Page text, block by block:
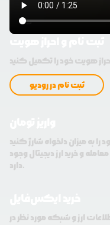
ثبت نام در رودیو
امکان معامله و خرید ارز دیجیتال وجود
دارد.
ارز و شبکه مورد نظر در